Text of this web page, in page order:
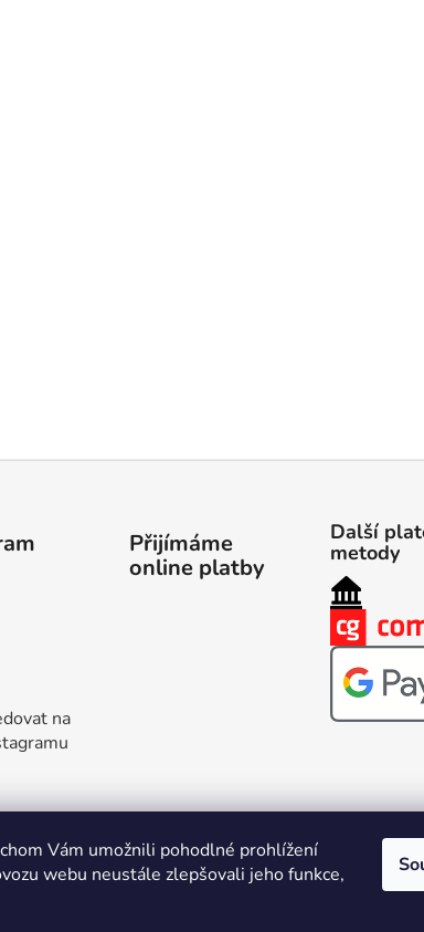
Vám umožnili pohodlné prohlížení
webu neustále zlepšovali jeho funkce,
na
Přijímáme
online platby
Další
metody